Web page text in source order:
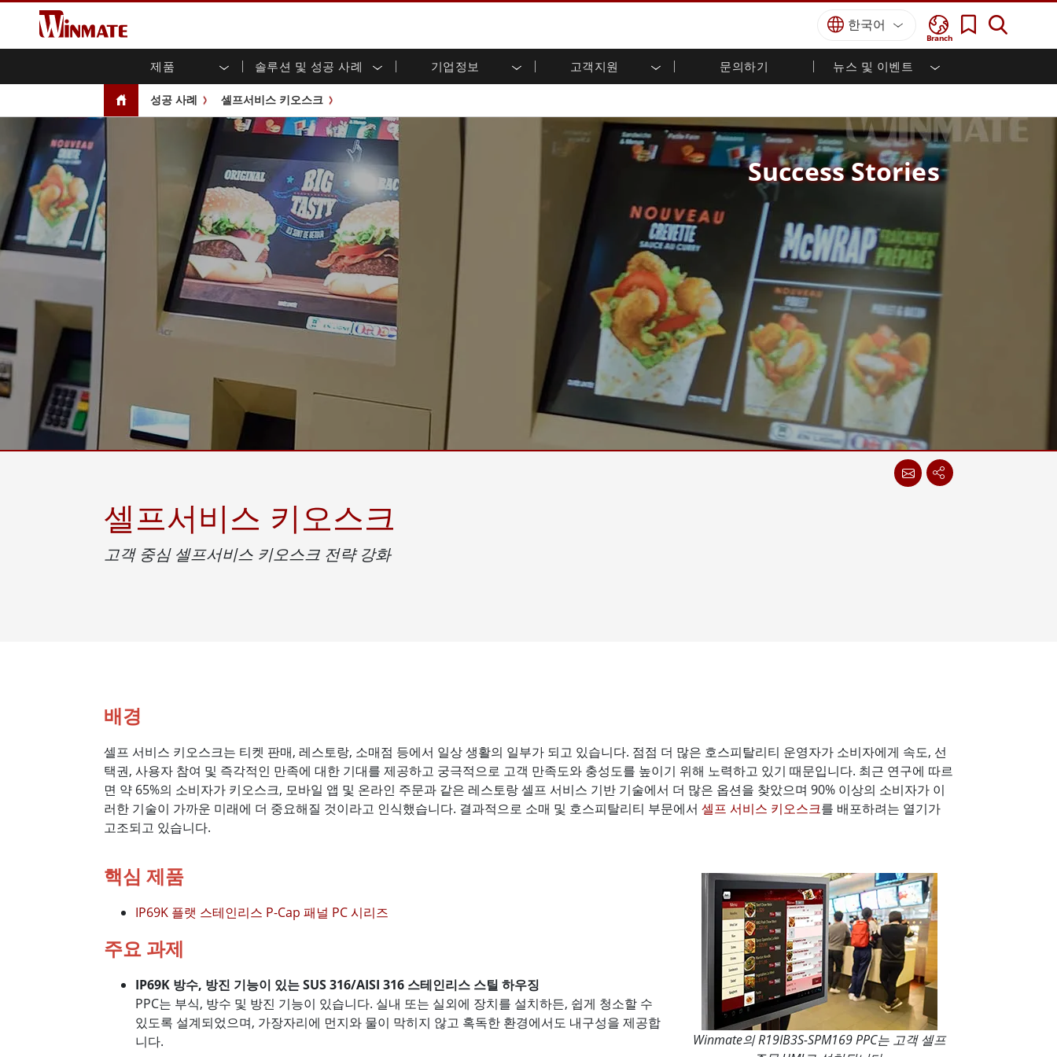
Branch
한국어
제품 솔루션 및 성공 사례 기업정보 고객지원 문의하기 뉴스 및 이벤트
엔터프라이즈 모빌리티
러기드 노트북
러기드 태블릿 컨트롤러
Windows 러기드 태블릿
안드로이드 러기드 태블릿
울트라 러기드 태블릿
라디오 PoC
엣지 AI 모빌리티
산업용 디스플레이
멀티터치(P-CAP)
오픈 프레임
패널 마운트
전면 IP65
PoE 터치
USB Type-C
스테인리스 시리
즈
실외 디스플레이
랙 마운트
OSD 박스
HMI(P-CAP 터치)
산업용 패널 PC(P-CAP Touch)
산업용 패널 PC(저항막 터치)
스테인리스 시리즈
G-WIN 시리즈 / IP67 설계
ATEX 등급
바 타입 패널 PC
엣지 AI 패널 PC
국방부 러기드 노트북
국방부 러기드 태블릿
디펜스 울트라 러기드 태블릿
국방 패널 PC
디펜스 디스플레이 / NVIS 디스플레이
방어 서버
지상 관제소
차량 탑재형 컴퓨터
Windows 차량 탑재 컴퓨터
안드로이드 차량 탑재 컴퓨터
차량 탑재 컴퓨터용 태블릿
임베디드 컴퓨팅
박스 PC / 방수 러기드 PC IP65
IoT 게이트웨이
라디오 게이트웨이
헬스케어 등급
의료용 러기드 태블릿
의료용 패널 PC
헬스케어 디스플레이
해양 등급
해양 패널 PC
해양 디스플레이
해양 임베디드 컴퓨터
More
견고한 로봇 컨트롤러
엣지 AI 모빌리티
로봇 컨트롤러
석유 및 가스, ATEX 등급
ATEX 등급 러기드 태블릿
ATEX 등급 내구성형 핸드헬드
AI 컴퓨터
엣지 AI 모빌리티
엣지 AI 패널 PC
스테인리스 스틸 등급
스테인리스 스틸 패널 PC
스테인리스 스틸 디스플레이
견고한 로봇 컨트롤러 솔루션 AI 준비
농업
교통 식품 및 위생 산업
해양
IIoT 및 엣지 컴퓨팅 창고 및 물류
방어
인프라
지능형 로보틱스 시스템
재생 에너지
셀프 서비스 키오스크
정부 헤비 듀티
금속 및 광산
스마트 충전소
성공 사례
Winmate에 대하여 투자자 관계
보증 다운로드 센터
마케팅 포털
파일 공유
새로운 제품 뉴스레터
무역 박람회 이벤트
유튜브 채널 VR 엑스포
인증／준수
블로그
성공 사례 셀프서비스 키오스크
Success Stories
셀프서비스 키오스크
고객 중심 셀프서비스 키오스크 전략 강화
배경
셀프 서비스 키오스크는 티켓 판매, 레스토랑, 소매점 등에서 일상 생활의 일부가 되고 있습니다. 점점 더 많은 호스피탈리티 운영자가 소비자에게 속도, 선
택권, 사용자 참여 및 즉각적인 만족에 대한 기대를 제공하고 궁극적으로 고객 만족도와 충성도를 높이기 위해 노력하고 있기 때문입니다. 최근 연구에 따르
면 약 65%의 소비자가 키오스크, 모바일 앱 및 온라인 주문과 같은 레스토랑 셀프 서비스 기반 기술에서 더 많은 옵션을 찾았으며 90% 이상의 소비자가 이
러한 기술이 가까운 미래에 더 중요해질 것이라고 인식했습니다. 결과적으로 소매 및 호스피탈리티 부문에서 셀프 서비스 키오스크를 배포하려는 열기가
고조되고 있습니다.
핵심 제품
IP69K 플랫 스테인리스 P-Cap 패널 PC 시리즈
주요 과제
IP69K 방수, 방진 기능이 있는 SUS 316/AISI 316 스테인리스 스틸 하우징
PPC는 부식, 방수 및 방진 기능이 있습니다. 실내 또는 실외에 장치를 설치하든, 쉽게 청소할 수
있도록 설계되었으며, 가장자리에 먼지와 물이 막히지 않고 혹독한 환경에서도 내구성을 제공합
니다.
Winmate의 R19IB3S-SPM169 PPC는 고객 셀프